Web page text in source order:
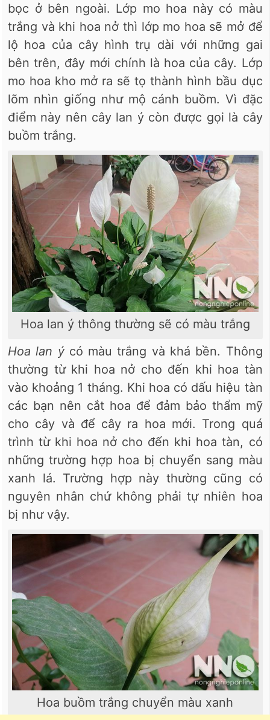
bọc ở bên ngoài. Lớp mo hoa này có màu
trắng và khi hoa nở thì lớp mo hoa sẽ mở để
lộ hoa của cây hình trụ dài với những gai
bên trên, đây mới chính là hoa của cây. Lớp
mo hoa kho mở ra sẽ tọ thành hình bầu dục
lõm nhìn giống như mộ cánh buồm. Vì đặc
điểm này nên cây lan ý còn được gọi là cây
buồm trắng.
Hoa lan ý thông thường sẽ có màu trắng
Hoa lan ýcó màu trắng và khá bền. Thông
thường từ khi hoa nở cho đến khi hoa tàn
vào khoảng 1 tháng. Khi hoa có dấu hiệu tàn
các bạn nên cắt hoa để đảm bảo thẩm mỹ
cho cây và để cây ra hoa mới. Trong quá
trình từ khi hoa nở cho đến khi hoa tàn, có
những trường hợp hoa bị chuyển sang màu
xanh lá. Trường hợp này thường cũng có
nguyên nhân chứ không phải tự nhiên hoa
bị như vậy.
Hoa buồm trắng chuyển màu xanh